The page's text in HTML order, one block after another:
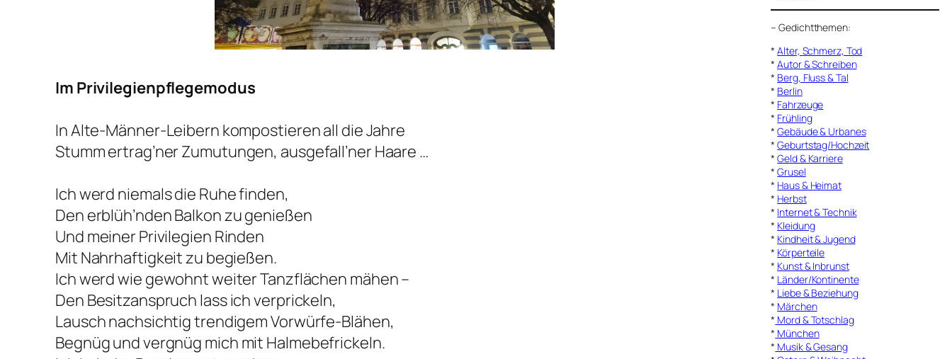
Im Privilegienpflegemodus
In Alte-Männer-Leibern kompostieren all die Jahre
Stumm ertrag’ner Zumutungen, ausgefall’ner Haare …
Ich werd niemals die Ruhe finden,
Den erblüh’nden Balkon zu genießen
Und meiner Privilegien Rinden
Mit Nahrhaftigkeit zu begießen.
Ich werd wie gewohnt weiter Tanzflächen mähen –
Den Besitzanspruch lass ich verprickeln,
Lausch nachsichtig trendigem Vorwürfe-Blähen,
Begnüg und vergnüg mich mit Halmebefrickeln.
–Gedichtthemen:
*Alter, Schmerz, Tod
*Autor & Schreiben
* Berg, Fluss & Tal
* Berlin
* Fahrzeuge
* Frühling
*Gebäude & Urbanes
*Geburtstag/Hochzeit
*Geld & Karriere
*Grusel
* Haus & Heimat
* Herbst
* Internet & Technik
* Kleidung
* Kindheit & Jugend
* Körperteile
* Kunst & Inbrunst
* Länder/Kontinente
* Liebe & Beziehung
* Märchen
* Mord & Totschlag
* München
* Musik & Gesang